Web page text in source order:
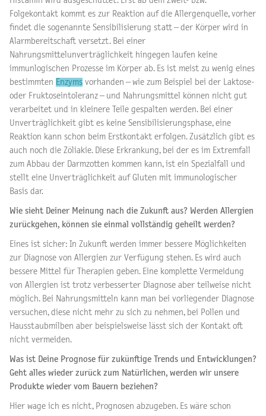
Folgekontakt kommt es zur Reaktion auf die Allergenquelle, vorher
findet die sogenannte Sensibilisierung statt – der Körper wird in
Alarmbereitschaft versetzt. Bei einer
Nahrungsmittelunverträglichkeit hingegen laufen keine
immunlogischen Prozesse im Körper ab. Es ist meist zu wenig eines
bestimmten Enzyms vorhanden – wie zum Beispiel bei der Laktose-
oder Fruktoseintoleranz – und Nahrungsmittel können nicht gut
verarbeitet und in kleinere Teile gespalten werden. Bei einer
Unverträglichkeit gibt es keine Sensibilisierungsphase, eine
Reaktion kann schon beim Erstkontakt erfolgen. Zusätzlich gibt es
auch noch die Zöliakie. Diese Erkrankung, bei der es im Extremfall
zum Abbau der Darmzotten kommen kann, ist ein Spezialfall und
stellt eine Unverträglichkeit auf Gluten mit immunologischer
Basis dar.
Wie sieht Deiner Meinung nach die Zukunft aus? Werden Allergien
zurückgehen, können sie einmal vollständig geheilt werden?
Eines ist sicher: In Zukunft werden immer bessere Möglichkeiten
zur Diagnose von Allergien zur Verfügung stehen. Es wird auch
bessere Mittel für Therapien geben. Eine komplette Vermeidung
von Allergien ist trotz verbesserter Diagnose aber teilweise nicht
möglich. Bei Nahrungsmitteln kann man bei vorliegender Diagnose
versuchen, diese nicht mehr zu sich zu nehmen, bei Pollen und
Hausstaubmilben aber beispielsweise lässt sich der Kontakt oft
nicht vermeiden.
Was ist Deine Prognose für zukünftige Trends und Entwicklungen?
Geht alles wieder zurück zum Natürlichen, werden wir unsere
Produkte wieder vom Bauern beziehen?
Hier wage ich es nicht, Prognosen abzugeben. Es wäre schon